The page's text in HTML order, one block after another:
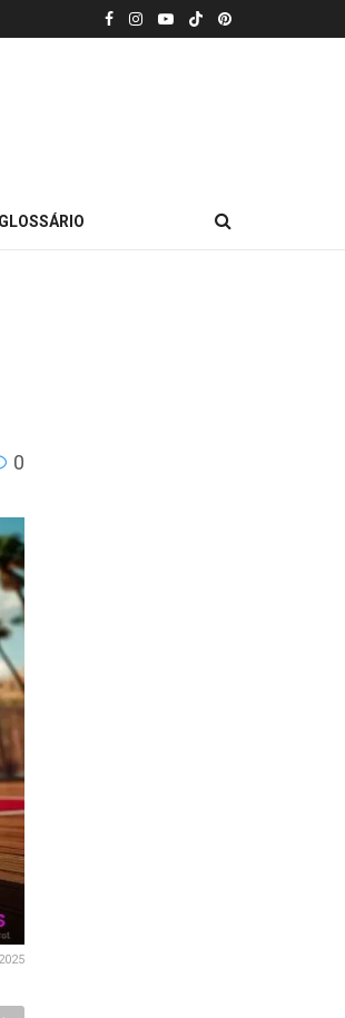
GLOSSÁRIO
0